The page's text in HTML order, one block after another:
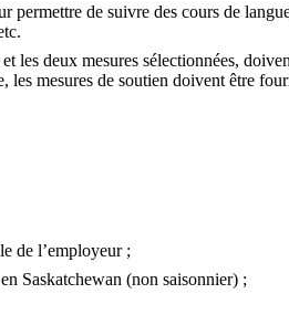
de suivre des cours de
deux mesures sélectionnées,
mesures de soutien doivent être
de l’employeur ;
Saskatchewan (non saisonnier) ;